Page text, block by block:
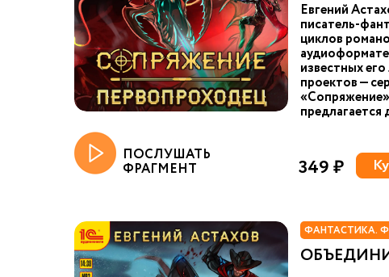
Евгений
писатель-
циклов
известных
проектов —
предлагается
ПОСЛУШАТЬ
ФРАГМЕНТ 349 ₽
ФАНТАСТИКА.